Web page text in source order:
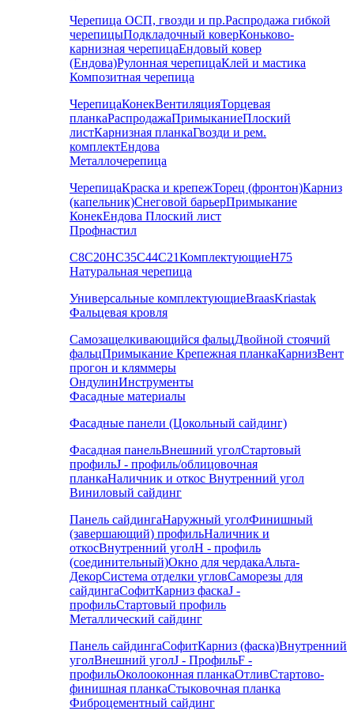
Черепица ОСП, гвозди и пр.Распродажа гибкой
черепицыПодкладочный коверКоньково-
карнизная черепицаЕндовый ковер
(Ендова)Рулонная черепицаКлей и мастика
Композитная черепица
ЧерепицаКонекВентиляцияТорцевая
планкаРаспродажаПримыканиеПлоский
листКарнизная планкаГвозди и рем.
комплектЕндова
Металлочерепица
ЧерепицаКраска и крепежТорец (фронтон)Карниз
(капельник)Снеговой барьерПримыкание
КонекЕндова Плоский лист
Профнастил
С8С20НС35С44С21КомплектующиеН75
Натуральная черепица
Универсальные комплектующиеBraasKriastak
Фальцевая кровля
Самозащелкивающийся фальцДвойной стоячий
фальцПримыкание Крепежная планкаКарнизВент
прогон и кляммеры
ОндулинИнструменты
Фасадные материалы
Фасадные панели (Цокольный сайдинг)
Фасадная панельВнешний уголСтартовый
профильJ - профиль/облицовочная
планкаНаличник и откос Внутренний угол
Виниловый сайдинг
Панель сайдингаНаружный уголФинишный
(завершающий) профильНаличник и
откосВнутренний уголH - профиль
(соединительный)Окно для чердакаАльта-
ДекорСистема отделки угловСаморезы для
сайдингаСофитКарниз фаскаJ -
профильСтартовый профиль
Металлический сайдинг
Панель сайдингаСофитКарниз (фаска)Внутренний
уголВнешний уголJ - ПрофильF -
профильОколооконная планкаОтливСтартово-
финишная планкаСтыковочная планка
Фиброцементный сайдинг